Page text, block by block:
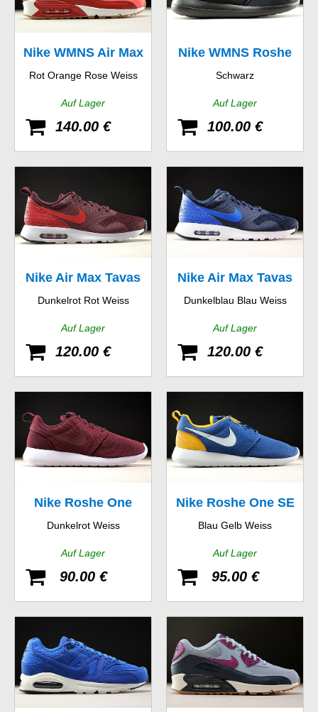
Nike WMNS Air Max
90 Essential
Rot Orange Rose Weiss
Auf Lager
140.00 €
Nike WMNS Roshe
Two
Schwarz
Auf Lager
100.00 €
Nike Air Max Tavas
Dunkelrot Rot Weiss
Auf Lager
120.00 €
Nike Air Max Tavas
Dunkelblau Blau Weiss
Auf Lager
120.00 €
Nike Roshe One
Dunkelrot Weiss
Auf Lager
90.00 €
Nike Roshe One SE
Blau Gelb Weiss
Auf Lager
95.00 €